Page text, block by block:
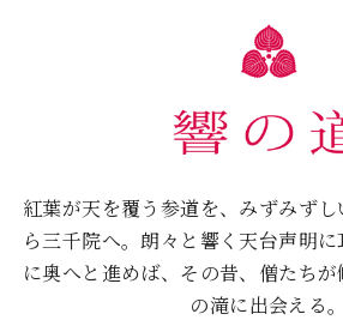
紅葉が天を覆う参道を、みずみず
ら三千院へ。朗々と響く天台声明
に奥へと進めば、 その昔、僧たち
の滝に出会える。